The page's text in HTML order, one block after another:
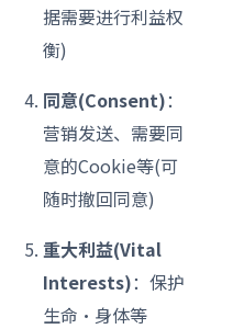
据需要进行利益权
衡)
同意(Consent)：
营销发送、需要同
意的Cookie等(可
随时撤回同意)
重大利益(Vital
Interests)：保护
生命·身体等